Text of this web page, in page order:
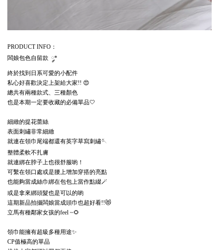
PRODUCT INFO ：
闆娘包色自留款 ༘*
終於找到日系可愛的小配件
私心好喜歡決定上架給大家!! 😍
總共有兩種款式、三種顏色
也是本期一定要收藏的必備單品🤍
細緻的提花蕾絲
表面刺繡非常細緻
就連在領巾尾端都還有英字草寫刺繡🪡
整體柔軟不扎膚
就連綁在脖子上也很舒服喲！
可繫在領口處或是腰上增加穿搭的亮點
也能夠當成絲巾綁在包包上當作點綴🪄
或是拿來綁頭髮也是可以的喲
這期新品拍攝闆娘當成頭巾也超好看!!😻
立馬有種鄰家女孩的feel ~🌻
領巾能擁有超級多種用途✨
CP值極高的單品